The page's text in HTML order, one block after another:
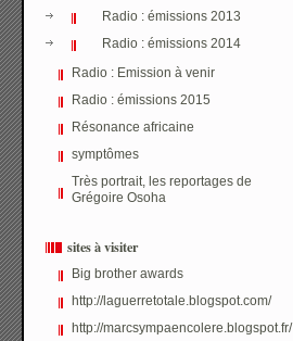
Radio : émissions 2013
Radio : émissions 2014
Radio : Emission à venir
Radio : émissions 2015
Résonance africaine
symptômes
Très portrait, les reportages de
Grégoire Osoha
sites à visiter
Big brother awards
http://laguerretotale.blogspot.com/
http://marcsympaencolere.blogspot.fr/